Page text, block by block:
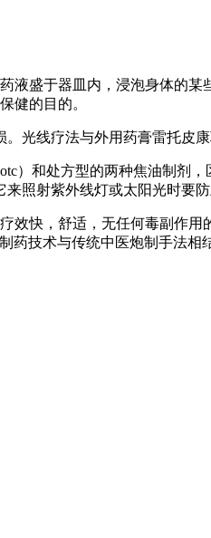
液盛于器皿内，浸泡身体的某
健的目的。
光线疗法与外用药膏雷托皮康
）和处方型的两种焦油制剂
照射紫外线灯或太阳光时要防
快，舒适，无任何毒副作
技术与传统中医炮制手法相